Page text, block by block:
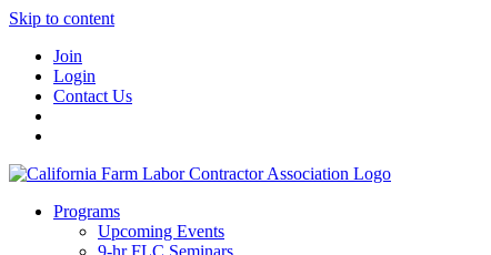
Skip to content
Join
Login
Contact Us
Programs
Upcoming Events
9-hr FLC Seminars